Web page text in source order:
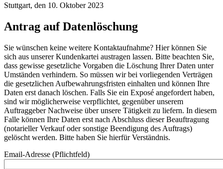
Stuttgart, den 10. Oktober 2023
Antrag auf Datenlöschung
Sie wünschen keine weitere Kontaktaufnahme? Hier können Sie
sich aus unserer Kundenkartei austragen lassen. Bitte beachten Sie,
dass gewisse gesetzliche Vorgaben die Löschung Ihrer Daten unter
Umständen verhindern. So müssen wir bei vorliegenden Verträgen
die gesetzlichen Aufbewahrungsfristen einhalten und können Ihre
Daten erst danach löschen. Falls Sie ein Exposé angefordert haben,
sind wir möglicherweise verpflichtet, gegenüber unserem
Auftraggeber Nachweise über unsere Tätigkeit zu liefern. In diesem
Falle können Ihre Daten erst nach Abschluss dieser Beauftragung
(notarieller Verkauf oder sonstige Beendigung des Auftrags)
gelöscht werden. Bitte haben Sie hierfür Verständnis.
Email-Adresse (Pflichtfeld)